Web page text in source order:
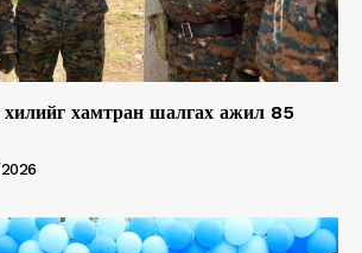
хамтран шалгах ажил 85